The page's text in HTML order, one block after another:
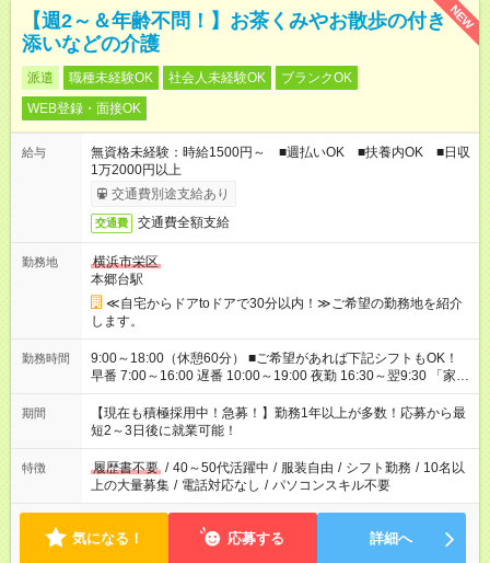
NEW
【週2～＆年齢不問！】お茶くみやお散歩の付き
添いなどの介護
派遣 職種未経験OK 社会人未経験OK
ブランクOK
WEB登録・面接OK
給与
無資格未経験：時給1500円～ ■週払いOK ■扶養内OK ■日収
1万2000円以上
交通費別途支給あり
交通費 交通費全額支給
勤務地
横浜市栄区
本郷台駅
≪自宅からドアtoドアで30分以内！≫ご希望の勤務地を紹介
します。
勤務時間
9:00～18:00（休憩60分） ■ご希望があれば下記シフトもOK！
早番 7:00～16:00 遅番 10:00～19:00 夜勤 16:30～翌9:30 「家族
と休みを合わせたい」 「余裕を持って夕飯の準備がしたい」
「できれば残業はしたくない」 など、ご希望を教えてください
ね。 ※Wワーク希望の方へ 今ご覧のお仕事で希望する勤務時間
と、もう1つのお仕事の勤務時間。 合計で週40時間を超える場
合は応募できません。
期間
【現在も積極採用中！急募！】勤務1年以上が多数！応募から最
短2～3日後に就業可能！
特徴 履歴書不要 / 40～50代活躍中 / 服装自由 / シフト勤務 / 10名以
上の大量募集 / 電話対応なし / パソコンスキル不要
気になる！ 応募する 詳細へ